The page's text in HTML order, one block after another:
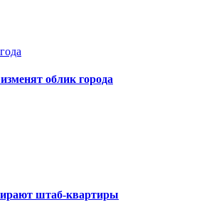
облик города
штаб-квартиры